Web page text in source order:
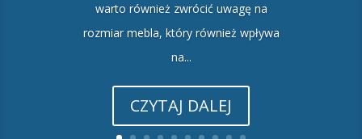
warto również zwrócić uwagę na
rozmiar mebla, który również wpływa
na...
CZYTAJ DALEJ